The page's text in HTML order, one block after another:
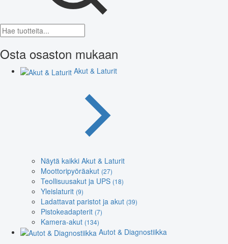
Osta osaston mukaan
Akut & Laturit
Näytä kaikki Akut & Laturit
Moottoripyöräakut (27)
Teollisuusakut ja UPS (18)
Yleislaturit (9)
Ladattavat paristot ja akut (39)
Pistokeadapterit (7)
Kamera-akut (134)
Autot & Diagnostiikka